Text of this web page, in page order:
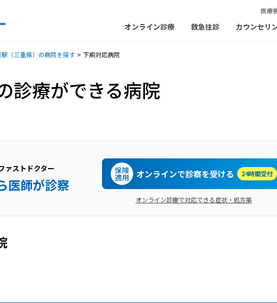
医療
オンライン診療 救急往診 カウンセリ
駅（三重県）の病院を探す 下痢対応病院
診療ができる病院
ァストドクター
医師が診察
保険
適用 オンラインで診察を受ける 24時間受付
オンライン診療で対応できる症状・処方薬